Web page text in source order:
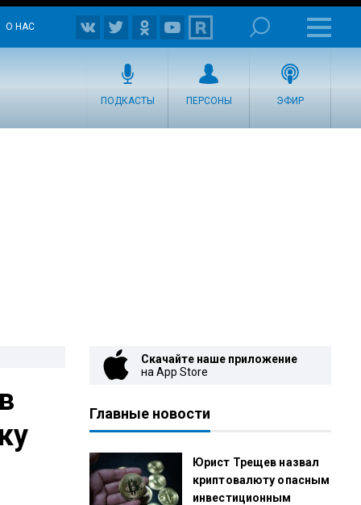
О НАС
ПОДКАСТЫ ПЕРСОНЫ ЭФИР
Скачайте наше приложение
на App Store
Главные новости
Юрист Трещев назвал
криптовалюту опасным
инвестиционным